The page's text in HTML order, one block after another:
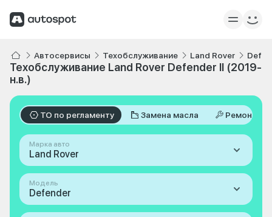
Автосервисы Техобслуживание Land Rover
Техобслуживание Land Rover Defender II (2019-
н.в.)
ТО по регламенту Замена масла Ремонт
Марка авто
Land Rover
Модель
Defender